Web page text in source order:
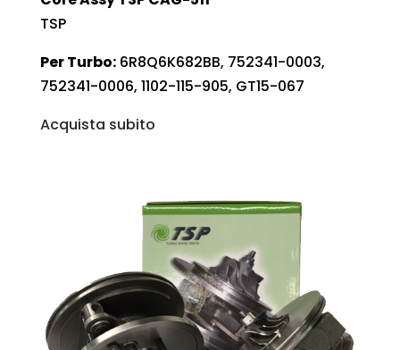
TSP
Per Turbo:6R8Q6K682BB, 752341-0003,
752341-0006, 1102-115-905, GT15-067
Acquista subito